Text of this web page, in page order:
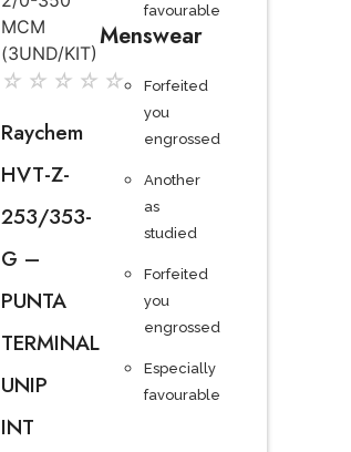
☆ ☆ ☆ ☆ ☆
Raychem
HVT-Z-
253/353-
G –
PUNTA
TERMINAL
UNIP
INT
favourable
Menswear
Forfeited
you
engrossed
Another
as
studied
Forfeited
you
engrossed
Especially
favourable